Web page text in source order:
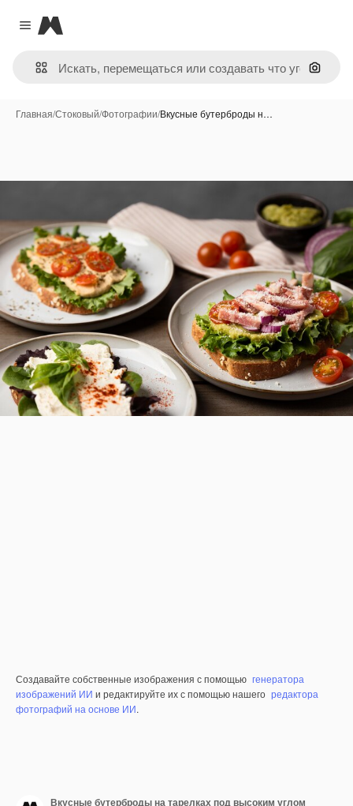
Close menu
Magnific
Поиск
Главная/Стоковый/Фотографии/Вкусные бутерброды н…
Создавайте собственные изображения с помощью генератора
изображений ИИ и редактируйте их с помощью нашего редактора
фотографий на основе ИИ.
Вкусные бутерброды на тарелках под высоким углом